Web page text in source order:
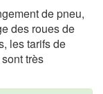
de pneu,
des roues de
les tarifs de
très